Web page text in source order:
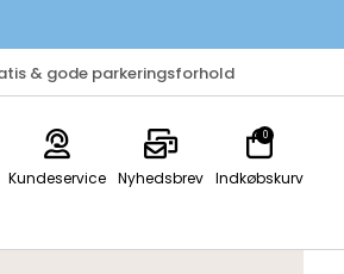
& gode parkeringsforhold
Kundeservice Nyhedsbrev Indkøbskurv
0